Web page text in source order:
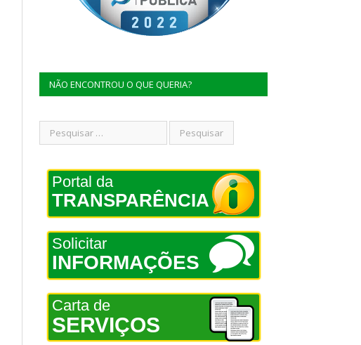
NÃO ENCONTROU O QUE QUERIA?
Portal da
TRANSPARÊNCIA
Solicitar
INFORMAÇÕES
Carta de
SERVIÇOS